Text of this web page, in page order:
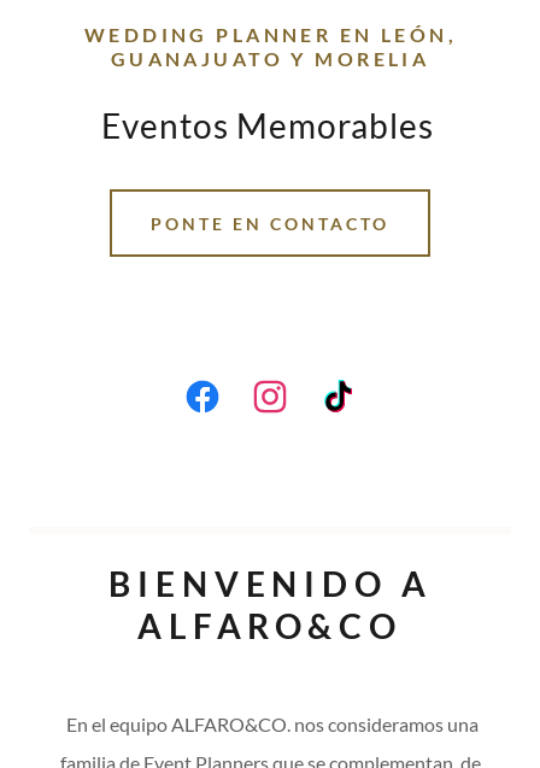
WEDDING PLANNER EN LEÓN,
GUANAJUATO Y MORELIA
Eventos Memorables
PONTE EN CONTACTO
BIENVENIDO A
ALFARO&CO
En el equipo ALFARO&CO. nos consideramos una
familia de Event Planners que se complementan, de